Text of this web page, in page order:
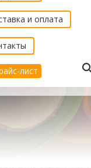
и оплата
лист